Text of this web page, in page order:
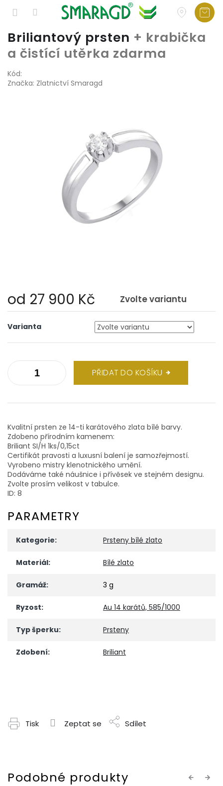
Přejít
obsah
Briliantový prsten + krabička
a čistící utěrka zdarma
Kód:
Značka: Zlatnictví Smaragd
od 27 900 Kč Zvolte variantu
cena:
Varianta
PŘIDAT DO KOŠÍKU
Kvalitní prsten ze 14-ti karátového zlata bílé barvy.
Zdobeno přírodním kamenem:
Briliant SI/H 1ks/0,15ct
Certifikát pravosti a luxusní balení je samozřejmostí.
Vyrobeno mistry klenotnického umění.
Dodáváme také náušnice i přívěsek ve stejném designu.
Zvolte prosím velikost v tabulce.
ID: 8
PARAMETRY
Kategorie: Prsteny bílé zlato
Materiál: Bílé zlato
Gramáž: 3 g
Ryzost: Au 14 karátů, 585/1000
Typ šperku: Prsteny
Zdobení: Briliant
Tisk Zeptat se Sdílet
Previous
Next